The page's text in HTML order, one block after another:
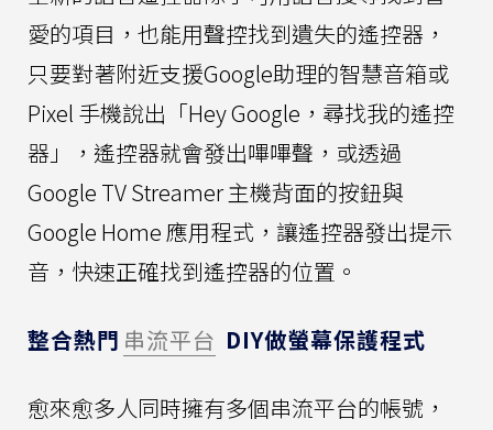
愛的項目，也能用聲控找到遺失的遙控器，
只要對著附近支援Google助理的智慧音箱或
Pixel 手機說出「Hey Google，尋找我的遙控
器」，遙控器就會發出嗶嗶聲，或透過
Google TV Streamer 主機背面的按鈕與
Google Home 應用程式，讓遙控器發出提示
音，快速正確找到遙控器的位置。
整合熱門 串流平台 DIY做螢幕保護程式
愈來愈多人同時擁有多個串流平台的帳號，